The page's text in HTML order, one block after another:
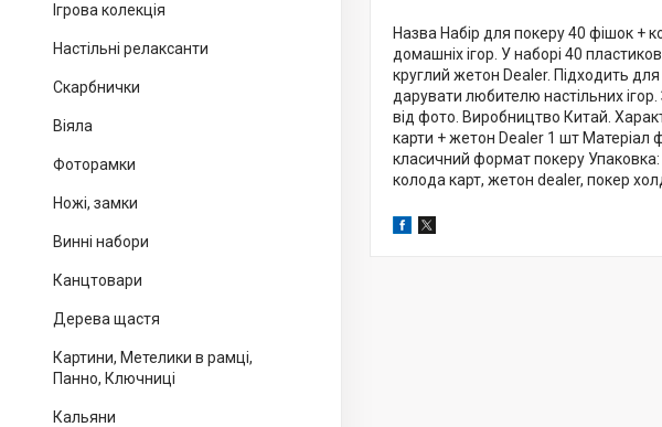
Ігрова колекція
Настільні релаксанти
Скарбнички
Віяла
Фоторамки
Ножі, замки
Винні набори
Канцтовари
Дерева щастя
Картини, Метелики в рамці,
Панно, Ключниці
Кальяни
Назва Набір для покеру 40 фішок +
домашніх ігор. У наборі 40
круглий жетон Dealer. Підходить
дарувати любителю настільних
від фото. Виробництво Китай.
карти + жетон Dealer 1 шт Матеріал
класичний формат покеру Упаковка:
колода карт, жетон dealer, покер